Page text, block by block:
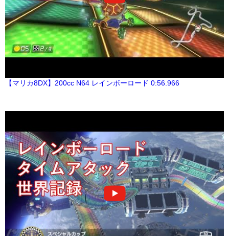
【マリカ8DX】200cc N64 レインボーロード 0:56.966